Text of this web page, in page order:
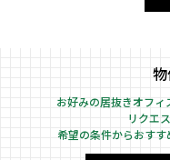
お好みの居抜きオフ
リクエ
希望の条件からおすす